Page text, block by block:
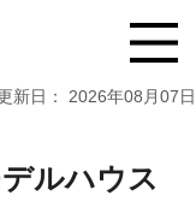
日： 2026年08月07日
ルハウス